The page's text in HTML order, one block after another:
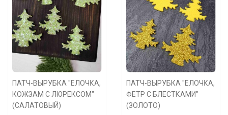
ПАТЧ-ВЫРУБКА "ЕЛОЧКА,
КОЖЗАМ С ЛЮРЕКСОМ"
(САЛАТОВЫЙ)
ПАТЧ-ВЫРУБКА "ЕЛОЧКА,
ФЕТР С БЛЕСТКАМИ"
(ЗОЛОТО)